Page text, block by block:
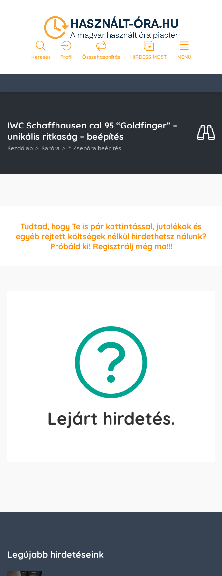
Keresés Profil Összehasonlítás HIRDESS MOST! MENÜ
IWC Schaffhausen cal 95 “Goldfinger” –
unikális ritkaság – beépítés
Kezdőlap Karóra * Zsebóra beépítés
Tudtad, hogy Te is pár kattintással, jutalékok és
egyéb rejtett költségek nélkül hirdethetsz nálunk?
Próbáld ki! Regisztrálj még ma!!!
Lejárt hirdetés.
Legújabb hirdetéseink